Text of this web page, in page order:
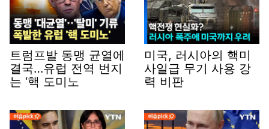
트럼프발 동맹 균열에
결국…유럽 전역 번지
는 ‘핵 도미노
미국, 러시아의 핵미
사일급 무기 사용 강
력 비판